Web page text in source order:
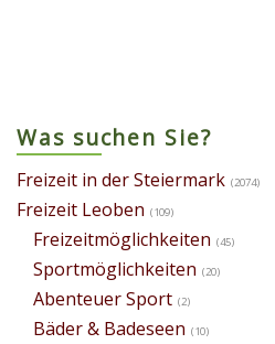
Was suchen Sie?
Freizeit in der Steiermark (2074)
Freizeit Leoben (109)
Freizeitmöglichkeiten (45)
Sportmöglichkeiten (20)
Abenteuer Sport (2)
Bäder & Badeseen (10)